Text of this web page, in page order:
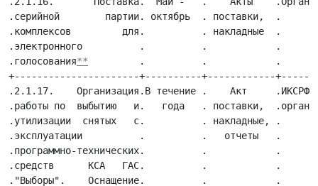
**
.          .            .                        .
+----------------------+----------+------------+------------------------.
.2.1.17.    Организация.В течение .    Акт     .ИКСРФ,                  .
.работы по  выбытию   и.   года   . поставки,  .организации-исполнители .
.утилизации  снятых   с.          . накладные, .                        .
.эксплуатации          .          .   отчеты   .                        .
.программно-технических.          .            .                        .
.средств      КСА   ГАС.          .            .                        .
."Выборы".    Оснащение.          .            .                        .
.КСА     ГАС   "Выборы".          .            .                        .
.расходными            .          .            .                        .
.материалами, запасными.          .            .                        .
.частями              и.          .            .                        .
.принадлежностями (ЗИП).          .            .                        .
+----------------------+----------+------------+------------------------.
.2.1.18.    Организация. Январь - .Отчет, акты .Организации-исполнители .
.работ по сопровождению. декабрь  .            .                        .
.ПТС       электронного.          .            .                        .
.Архива ЦИК России     .          .            .                        .
+-----------------------------------------------------------------------.
.  2.2. Эксплуатация программно-технических средств подсистемы связи и  .
. передачи данных и подсистемы обеспечения информационной безопасности  .
.                             ГАС "Выборы"                              .
+-----------------------------------------------------------------------.
.2.2.1.     Организация.В течение .Отчеты, акты.ИКСРФ,                  .
.работ   (услуг)     по.   года   .            .сервисные центры        .
.сервисному            .          .            .                        .
.обслуживанию ПТС  ПСПД.          .            .                        .
.региональных          .          .            .                        .
.фрагментов         ГАС.          .            .                        .
."Выборы", в том  числе.          .            .                        .
.выполнение ремонтов ТС.          .            .                        .
+----------------------+----------+------------+------------------------.
.2.2.2.          Аренда.В течение .Отчеты, акты.ИКСРФ,                  .
.магистральных        и.   года   .            .организации-исполнители .
.космических    каналов.          .            .                        .
.связи для  обеспечения.          .            .                        .
.функционирования  ПСПД.          .            .                        .
.ГАС     "Выборы"     и.          .            .                        .
.организация         их.          .            .                        .
.мониторинга           .          .            .                        .
+----------------------+----------+------------+------------------------.
.2.2.3.     Организация.В течение .Отчеты, акты.ИКСРФ,                  .
.работ     (услуг)   по.   года   .            .организации-исполнители .
.сервисному            .          .            .                        .
.обслуживанию    земных.          .            .                        .
.станций    спутниковой.          .            .                        .
.связи,                .          .            .                        .
.волоконно-оптических  .          .            .                        .
.линий  связи   и   ПТС.          .            .                        .
.электронной почты     .          .            .                        .
+----------------------+----------+------------+------------------------.
.2.2.4.     Обеспечение.В течение .    акт     .Организация-исполнитель .
.непрерывного          .   года   .            .                        .
.подключения  Интернет-.          .            .                        .
.комплекса ЦИК России к.          .            .                        .
.международной     сети.          .            .                        .
.Интернет              .          .            .                        .
+----------------------+----------+------------+------------------------.
.2.2.5.  Организация  и.В течение .   Отчет    .ИКСРФ,                  .
.обеспечение   передачи.   года   .            .организации-исполнители .
.данных   по    каналам.          .            .                        .
.связи   ГАС   "Выборы".          .            .                        .
.между КСА ЦИК и  ИКСРФ.          .            .                        .
.с       использованием.          .            .                        .
.средств криптозащиты  .          .            .                        .
+----------------------+----------+------------+------------------------.
.2.2.6.      Реализация. Январь - .    Акты    .ИКСРФ,                  .
.технического   проекта. декабрь  .            .организации-исполнители .
.развития    подсистемы.          .            .                        .
.обеспечения           .          .            .                        .
.информационной        .          .            .                        .
.безопасности       ГАС.          .            .                        .
."Выборы"              .          .            .                        .
+----------------------+----------+------------+------------------------.
.2.2.7.     Организация. Январь - .Сертификаты .Организации-исполнители .
.сертификации          .   июнь   .            .                        .
.технических          и.          .            .                        .
.программных    средств.          .            .                        .
.ГАС "Выборы" и системы.          .            .                        .
.в целом               .          .            .                        .
+----------------------+----------+------------+------------------------.
.2.2.8.     Организация. Январь - .    Акты    .Организации-исполнители .
.работ   по   внедрению.  август  .            .                        .
.программно-аппаратного.          .            .                        .
.комплекса             .          .            .                        .
.биометрической        .          .            .                        .
.идентификации         .          .            .                        .
.пользователей       на.          .            .                        .
.автоматизированных    .          .            .                        .
.рабочих местах КСА ЦИК.          .            .                        .
.России,